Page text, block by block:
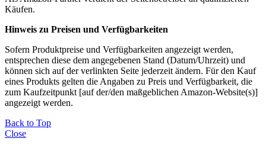
Käufen.
Hinweis zu Preisen und Verfügbarkeiten
Sofern Produktpreise und Verfügbarkeiten angezeigt werden,
entsprechen diese dem angegebenen Stand (Datum/Uhrzeit) und
können sich auf der verlinkten Seite jederzeit ändern. Für den Kauf
eines Produkts gelten die Angaben zu Preis und Verfügbarkeit, die
zum Kaufzeitpunkt [auf der/den maßgeblichen Amazon-Website(s)]
angezeigt werden.
Back to Top
Close